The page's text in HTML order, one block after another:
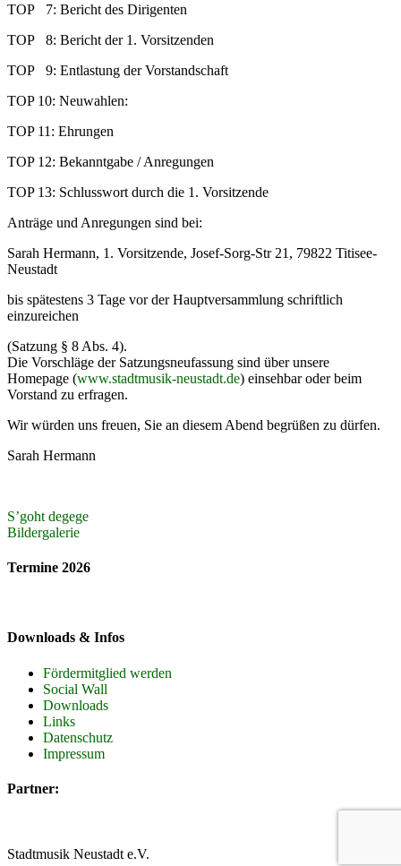
TOP 7: Bericht des Dirigenten
TOP 8: Bericht der 1. Vorsitzenden
TOP 9: Entlastung der Vorstandschaft
TOP 10: Neuwahlen:
TOP 11: Ehrungen
TOP 12: Bekanntgabe / Anregungen
TOP 13: Schlusswort durch die 1. Vorsitzende
Anträge und Anregungen sind bei:
Sarah Hermann, 1. Vorsitzende, Josef-Sorg-Str 21, 79822 Titisee-
Neustadt
bis spätestens 3 Tage vor der Hauptversammlung schriftlich
einzureichen
(Satzung § 8 Abs. 4).
Die Vorschläge der Satzungsneufassung sind über unsere
Homepage (www.stadtmusik-neustadt.de) einsehbar oder beim
Vorstand zu erfragen.
Wir würden uns freuen, Sie an diesem Abend begrüßen zu dürfen.
Sarah Hermann
Beitragsnavigation
S’goht degege
Bildergalerie
Termine 2026
Downloads & Infos
Fördermitglied werden
Social Wall
Downloads
Links
Datenschutz
Impressum
Partner:
Stadtmusik Neustadt e.V.